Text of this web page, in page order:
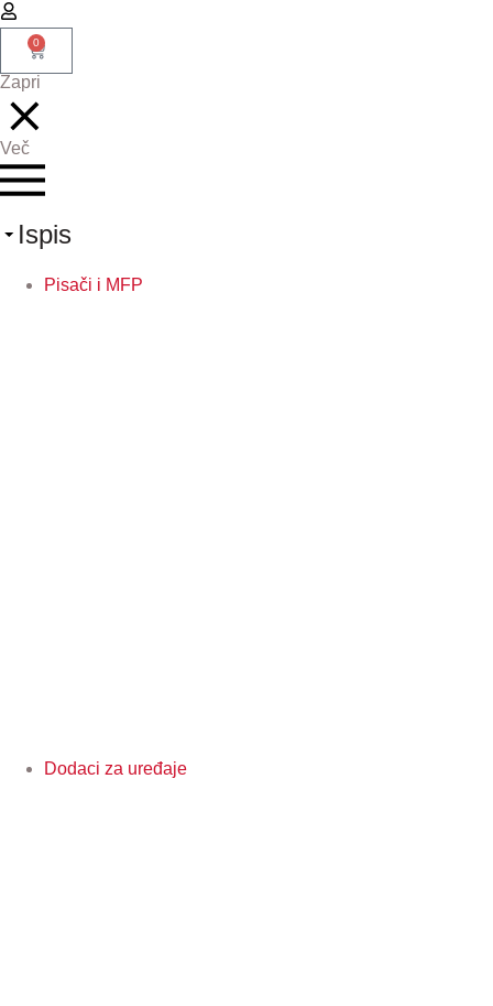
0
Zapri
Več
Ispis
Pisači i MFP
Dodaci za uređaje